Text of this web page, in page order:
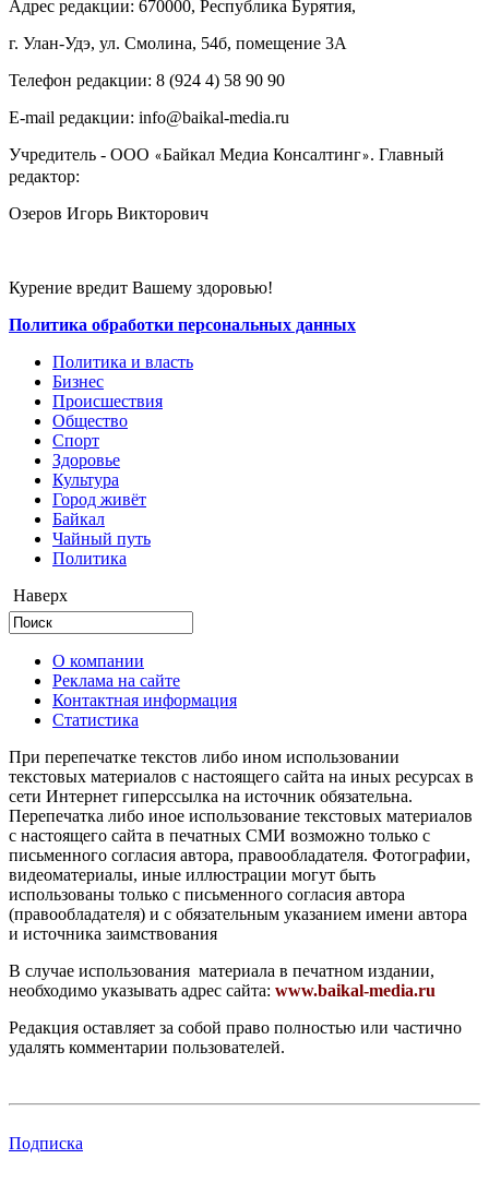
Адрес редакции: 670000, Республика Бурятия,
г. Улан-Удэ, ул. Смолина, 54б, помещение 3А
Телефон редакции: ‎‎8 (924 4) 58 90 90
E-mail редакции: info@baikal-media.ru
Учредитель - ООО «Байкал Медиа Консалтинг». Главный
редактор:
Озеров Игорь Викторович
Курение вредит Вашему здоровью!
Политика обработки персональных данных
Политика и власть
Бизнес
Происшествия
Общество
Cпорт
Здоровье
Культура
Город живёт
Байкал
Чайный путь
Политика
Наверх
О компании
Реклама на сайте
Контактная информация
Статистика
При перепечатке текстов либо ином использовании
текстовых материалов с настоящего сайта на иных ресурсах в
сети Интернет гиперссылка на источник обязательна.
Перепечатка либо иное использование текстовых материалов
с настоящего сайта в печатных СМИ возможно только с
письменного согласия автора, правообладателя. Фотографии,
видеоматериалы, иные иллюстрации могут быть
использованы только с письменного согласия автора
(правообладателя) и с обязательным указанием имени автора
и источника заимствования
В случае использования материала в печатном издании,
необходимо указывать адрес сайта: www.baikal-media.ru
Редакция оставляет за собой право полностью или частично
удалять комментарии пользователей.
Подписка